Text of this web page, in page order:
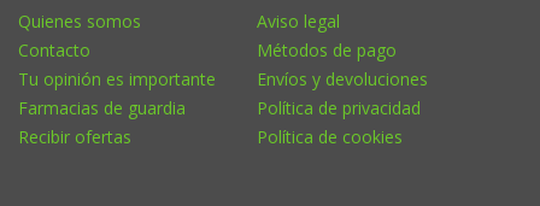
Quienes somos
Contacto
Tu opinión es importante
Farmacias de guardia
Recibir ofertas
Aviso legal
Métodos de pago
Envíos y devoluciones
Política de privacidad
Política de cookies